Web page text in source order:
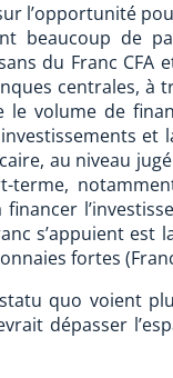
l’opportunité
beaucoup de
du Franc CFA
centrales, à
volume de
et
au niveau
terme,
s’appuient est
fortes
quo voient
dépasser